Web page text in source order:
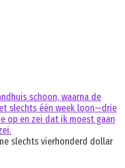
schoon, waarna de
slechts één week loon—drie
op en zei dat ik moest gaan
slechts vierhonderd dollar